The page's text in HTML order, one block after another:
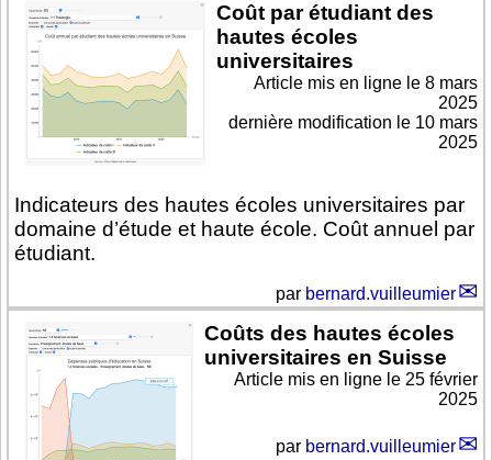
Coût par étudiant des
hautes écoles
universitaires
Indicateurs des hautes écoles universitaires par
domaine d’étude et haute école. Coût annuel par
étudiant.
Article mis en ligne le 8 mars
2025
dernière modification le 10 mars
2025
par bernard.vuilleumier
Coûts des hautes écoles
universitaires en Suisse
Article mis en ligne le 25 février
2025
par bernard.vuilleumier